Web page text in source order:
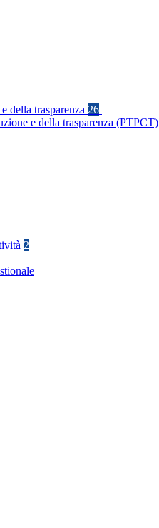
della trasparenza 26
e della trasparenza (PTPCT)
2